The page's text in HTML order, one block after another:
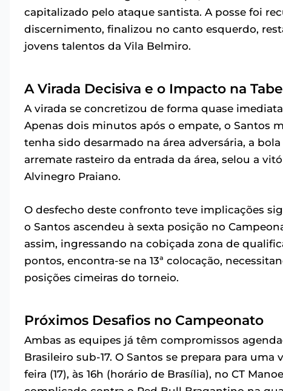
capitalizado pelo ataque santista. A posse foi
discernimento, finalizou no canto esquerdo,
jovens talentos da Vila Belmiro.
A Virada Decisiva e o Impacto na
A virada se concretizou de forma quase
Apenas dois minutos após o empate, o Santos
tenha sido desarmado na área adversária, a
arremate rasteiro da entrada da área, selou a
Alvinegro Praiano.
O desfecho deste confronto teve implicações
o Santos ascendeu à sexta posição no
assim, ingressando na cobiçada zona de
pontos, encontra-se na 13ª colocação,
posições cimeiras do torneio.
Próximos Desafios no Campeonato
Ambas as equipes já têm compromissos
Brasileiro sub-17. O Santos se prepara para
feira (17), às 16h (horário de Brasília), no CT